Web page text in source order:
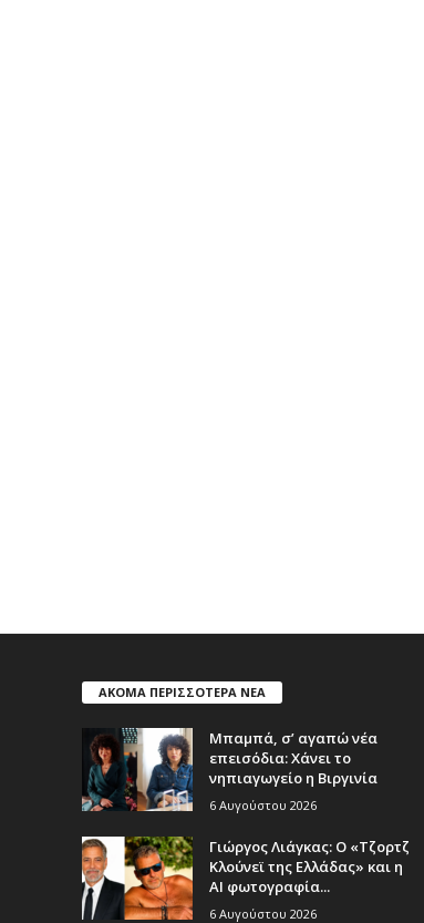
ΑΚΟΜΑ ΠΕΡΙΣΣΟΤΕΡΑ ΝΕΑ
Μπαμπά, σ’ αγαπώ νέα
επεισόδια: Χάνει το
νηπιαγωγείο η Βιργινία
6 Αυγούστου 2026
Γιώργος Λιάγκας: Ο «Τζορτζ
Κλούνεϊ της Ελλάδας» και η
AI φωτογραφία...
6 Αυγούστου 2026